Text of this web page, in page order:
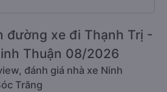
đường xe đi Thạnh Trị -
Thuận 08/2026
đánh giá nhà xe Ninh
Trăng